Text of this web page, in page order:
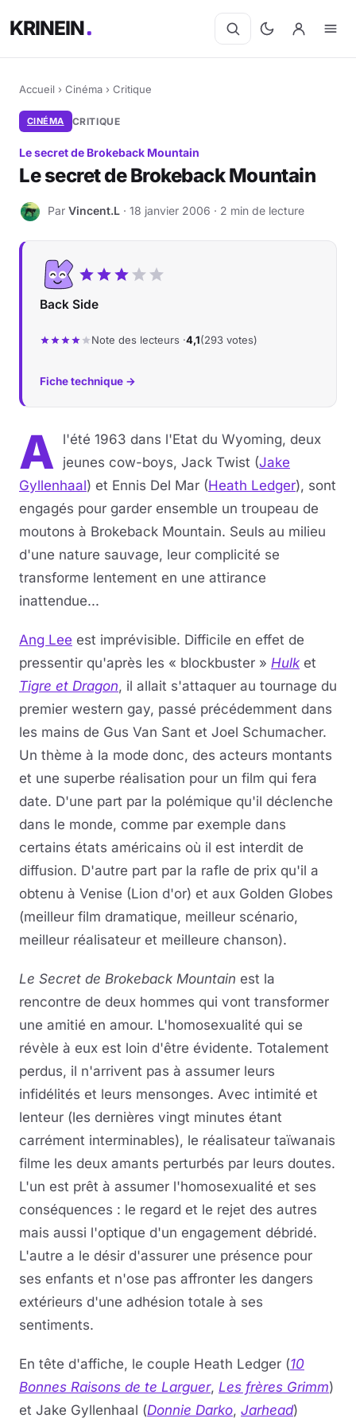
KRINEIN
Accueil › Cinéma › Critique
CINÉMA CRITIQUE
Le secret de Brokeback Mountain
Le secret de Brokeback Mountain
V Par Vincent.L · 18 janvier 2006 · 2 min de lecture
Back Side
Note des lecteurs ·4,1(293 votes)
Fiche technique →
A l'été 1963 dans l'Etat du Wyoming, deux
jeunes cow-boys, Jack Twist (Jake
Gyllenhaal) et Ennis Del Mar (Heath Ledger), sont
engagés pour garder ensemble un troupeau de
moutons à Brokeback Mountain. Seuls au milieu
d'une nature sauvage, leur complicité se
transforme lentement en une attirance
inattendue...
Ang Lee est imprévisible. Difficile en effet de
pressentir qu'après les « blockbuster » Hulket
Tigre et Dragon, il allait s'attaquer au tournage du
premier western gay, passé précédemment dans
les mains de Gus Van Sant et Joel Schumacher.
Un thème à la mode donc, des acteurs montants
et une superbe réalisation pour un film qui fera
date. D'une part par la polémique qu'il déclenche
dans le monde, comme par exemple dans
certains états américains où il est interdit de
diffusion. D'autre part par la rafle de prix qu'il a
obtenu à Venise (Lion d'or) et aux Golden Globes
(meilleur film dramatique, meilleur scénario,
meilleur réalisateur et meilleure chanson).
Le Secret de Brokeback Mountain est la
rencontre de deux hommes qui vont transformer
une amitié en amour. L'homosexualité qui se
révèle à eux est loin d'être évidente. Totalement
perdus, il n'arrivent pas à assumer leurs
infidélités et leurs mensonges. Avec intimité et
lenteur (les dernières vingt minutes étant
carrément interminables), le réalisateur taïwanais
filme les deux amants perturbés par leurs doutes.
L'un est prêt à assumer l'homosexualité et ses
conséquences : le regard et le rejet des autres
mais aussi l'optique d'un engagement débridé.
L'autre a le désir d'assurer une présence pour
ses enfants et n'ose pas affronter les dangers
extérieurs d'une adhésion totale à ses
sentiments.
En tête d'affiche, le couple Heath Ledger (10
Bonnes Raisons de te Larguer, Les frères Grimm)
et Jake Gyllenhaal (Donnie Darko, Jarhead)